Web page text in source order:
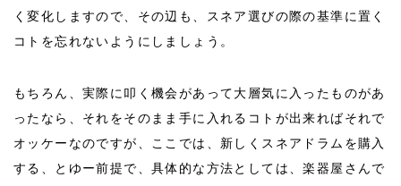
く変化しますので、その辺も、スネア選びの際の基準に置く
コトを忘れないようにしましょう。
もちろん、実際に叩く機会があって大層気に入ったものがあ
ったなら、それをそのまま手に入れるコトが出来ればそれで
オッケーなのですが、ここでは、新しくスネアドラムを購入
する、とゆー前提で、具体的な方法としては、楽器屋さんで